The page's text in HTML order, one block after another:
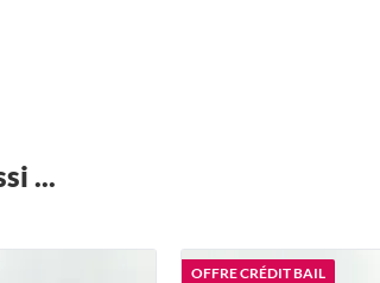
...
OFFRE CRÉDIT BAIL